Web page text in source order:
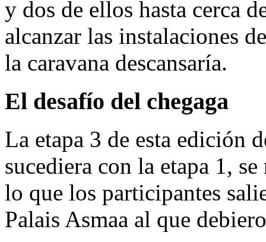
y dos de ellos hasta cerca
alcanzar las instalaciones
la caravana descansaría.
El desafío del chegaga
La etapa 3 de esta edición
sucediera con la etapa 1,
lo que los participantes
Palais Asmaa al que